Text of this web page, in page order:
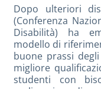
Dopo ulteriori
(Conferenza
Disabilità) ha
modello di
buone prassi
migliore
studenti con